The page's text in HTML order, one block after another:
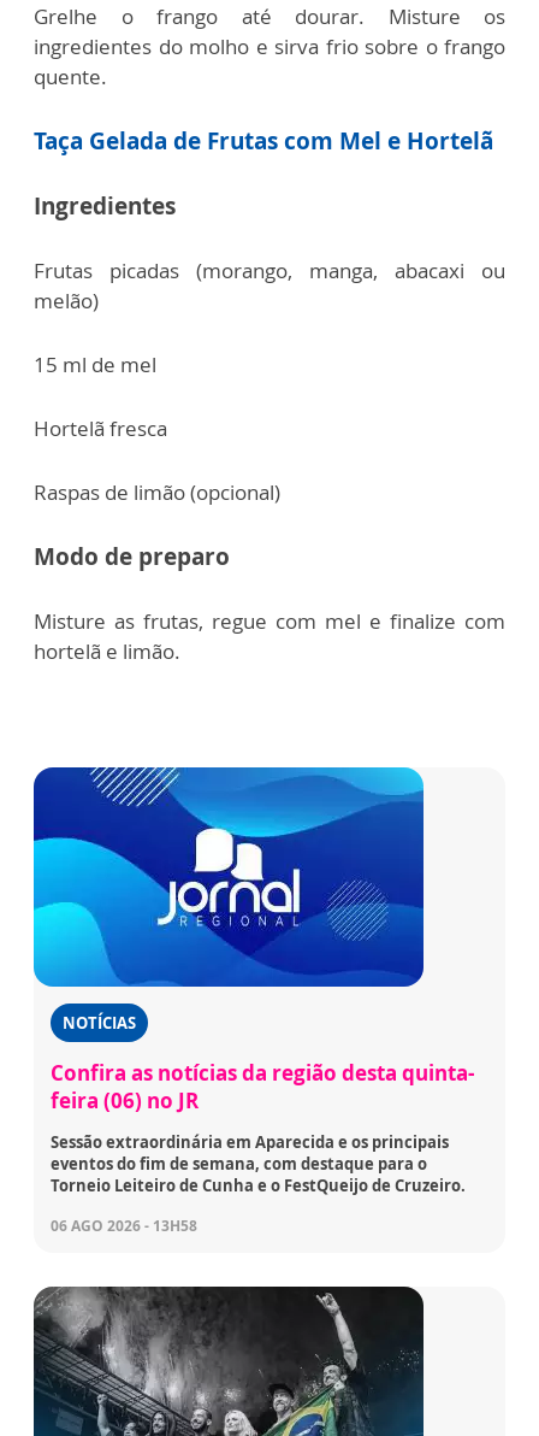
Grelhe o frango até dourar. Misture os
ingredientes do molho e sirva frio sobre o frango
quente.
Taça Gelada de Frutas com Mel e Hortelã
Ingredientes
Frutas picadas (morango, manga, abacaxi ou
melão)
15 ml de mel
Hortelã fresca
Raspas de limão (opcional)
Modo de preparo
Misture as frutas, regue com mel e finalize com
hortelã e limão.
NOTÍCIAS
Confira as notícias da região desta quinta-
feira (06) no JR
Sessão extraordinária em Aparecida e os principais
eventos do fim de semana, com destaque para o
Torneio Leiteiro de Cunha e o FestQueijo de Cruzeiro.
06 AGO 2026 - 13H58